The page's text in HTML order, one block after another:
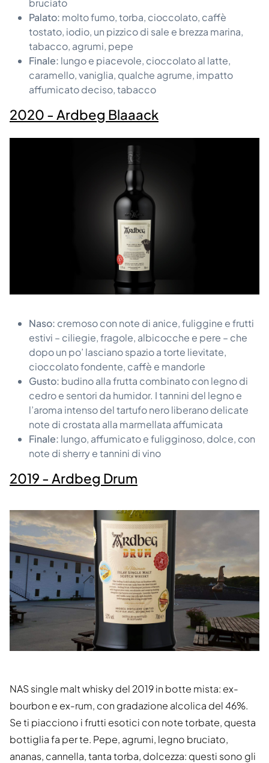
bruciato
Palato: molto fumo, torba, cioccolato, caffè
tostato, iodio, un pizzico di sale e brezza marina,
tabacco, agrumi, pepe
Finale: lungo e piacevole, cioccolato al latte,
caramello, vaniglia, qualche agrume, impatto
affumicato deciso, tabacco
2020 - Ardbeg Blaaack
Naso: cremoso con note di anice, fuliggine e frutti
estivi – ciliegie, fragole, albicocche e pere – che
dopo un po’ lasciano spazio a torte lievitate,
cioccolato fondente, caffè e mandorle
Gusto: budino alla frutta combinato con legno di
cedro e sentori da humidor. I tannini del legno e
l’aroma intenso del tartufo nero liberano delicate
note di crostata alla marmellata affumicata
Finale: lungo, affumicato e fuligginoso, dolce, con
note di sherry e tannini di vino
2019 - Ardbeg Drum
NAS single malt whisky del 2019 in botte mista: ex-
bourbon e ex-rum, con gradazione alcolica del 46%.
Se ti piacciono i frutti esotici con note torbate, questa
bottiglia fa per te. Pepe, agrumi, legno bruciato,
ananas, cannella, tanta torba, dolcezza: questi sono gli